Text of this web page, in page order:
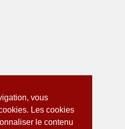
vous
Les cookies
le contenu